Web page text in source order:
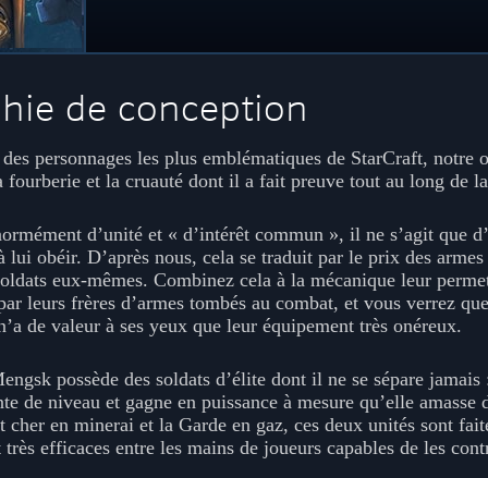
de conception
personnages les plus emblématiques de StarCraft, notre
fourberie et la cruauté dont il a fait preuve tout au long de
d’unité et « d’intérêt commun », il ne s’agit que
lui obéir. D’après nous, cela se traduit par le prix des
eux-mêmes. Combinez cela à la mécanique leur
leurs frères d’armes tombés au combat, et vous verrez
de valeur à ses yeux que leur équipement très onéreux.
possède des soldats d’élite dont il ne se sépare jamais
de niveau et gagne en puissance à mesure qu’elle amasse
cher en minerai et la Garde en gaz, ces deux unités sont
très efficaces entre les mains de joueurs capables de les